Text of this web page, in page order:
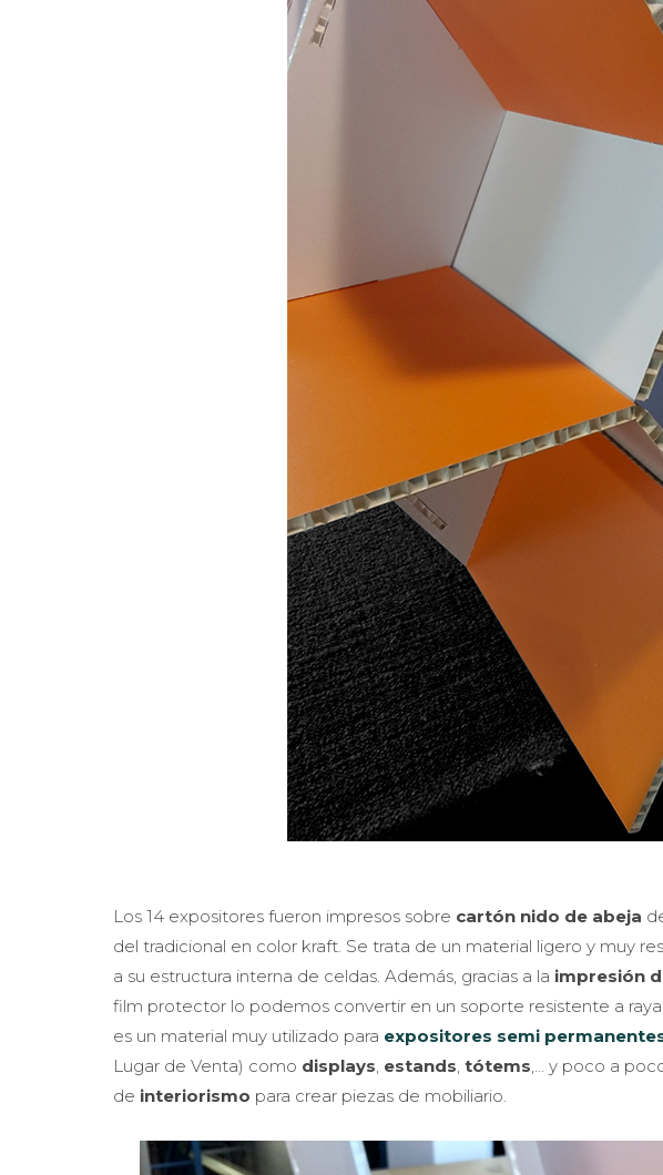
Los 14 expositores fueron impresos sobre cartón nido de abeja
del tradicional en color kraft. Se trata de un material ligero y muy
a su estructura interna de celdas. Además, gracias a la impresión
film protector lo podemos convertir en un soporte resistente a
es un material muy utilizado para expositores semi
Lugar de Venta) como displays, estands, tótems,… y poco a
de interiorismo para crear piezas de mobiliario.